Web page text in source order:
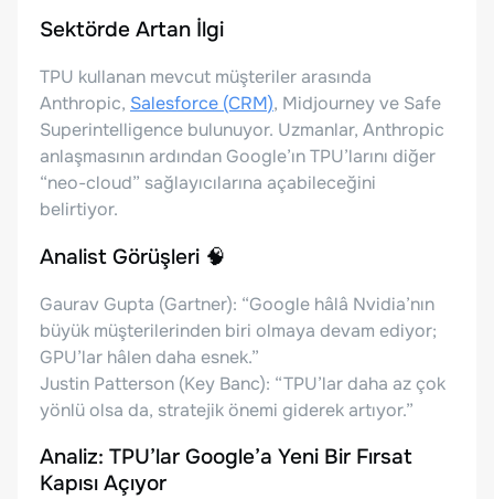
Sektörde Artan İlgi
TPU kullanan mevcut müşteriler arasında
Anthropic, Salesforce (CRM), Midjourney ve Safe
Superintelligence bulunuyor. Uzmanlar, Anthropic
anlaşmasının ardından Google’ın TPU’larını diğer
“neo-cloud” sağlayıcılarına açabileceğini
belirtiyor.
Analist Görüşleri 🧠
Gaurav Gupta (Gartner): “Google hâlâ Nvidia’nın
büyük müşterilerinden biri olmaya devam ediyor;
GPU’lar hâlen daha esnek.”
Justin Patterson (Key Banc): “TPU’lar daha az çok
yönlü olsa da, stratejik önemi giderek artıyor.”
Analiz: TPU’lar Google’a Yeni Bir Fırsat
Kapısı Açıyor